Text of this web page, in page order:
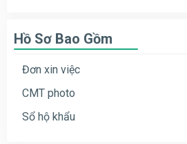
Hồ Sơ Bao Gồm
Đơn xin việc
CMT photo
Sổ hộ khẩu